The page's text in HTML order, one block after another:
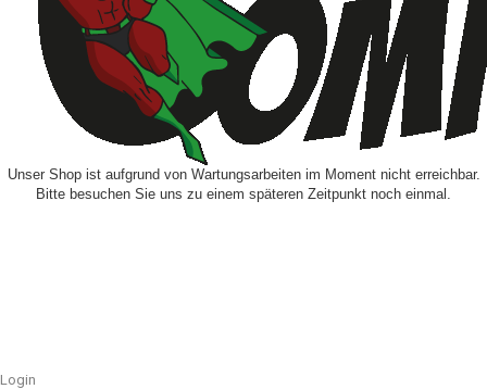
Unser Shop ist aufgrund von Wartungsarbeiten im Moment nicht erreichbar.
Bitte besuchen Sie uns zu einem späteren Zeitpunkt noch einmal.
Login